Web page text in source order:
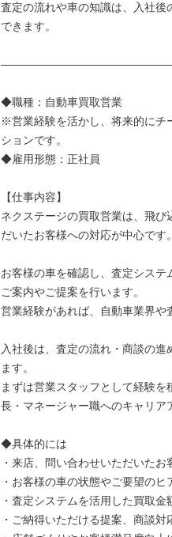
査定の流れや車の知識は、入社
できます。
◆職種：自動車買取営業
※営業経験を活かし、将来的にチ
ションです。
◆雇用形態：正社員
【仕事内容】
ネクステージの買取営業は、飛
だいたお客様への対応が中心です。
お客様の車を確認し、査定シス
ご案内やご提案を行います。
営業経験があれば、自動車業界や
入社後は、査定の流れ・商談の
ます。
まずは営業スタッフとして経験
長・マネージャー職へのキャリア
◆具体的には
・来店、問い合わせいただいたお
・お客様の車の状態やご要望のヒ
・査定システムを活用した買取金
・ご納得いただける提案、商談対